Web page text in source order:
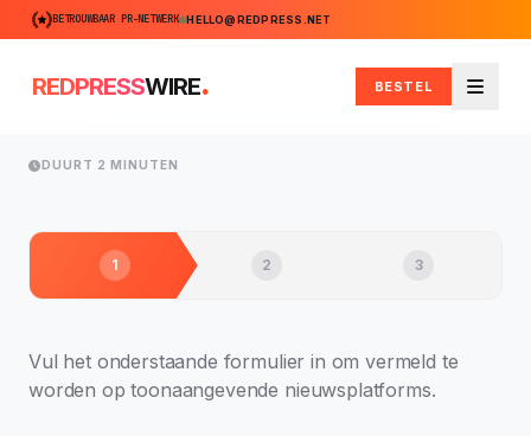
BETROUWBAAR PR-NETWERK HELLO@REDPRESS.NET
REDPRESSWIRE. BESTEL
Menu
DUURT 2 MINUTEN
1 2 3
Vul het onderstaande formulier in om vermeld te
worden op toonaangevende nieuwsplatforms.